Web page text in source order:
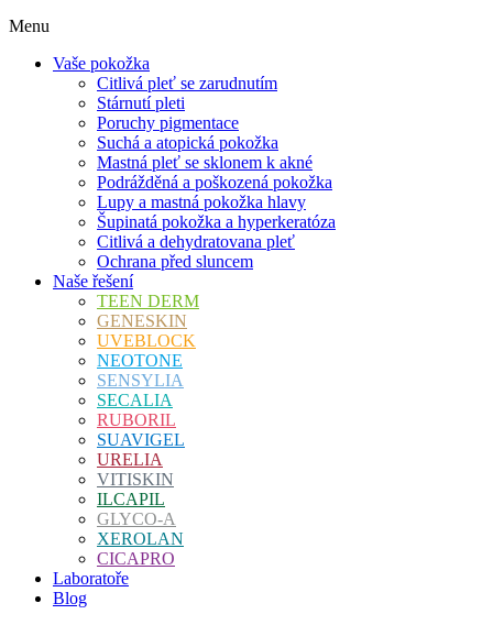
Menu
Vaše pokožka
Citlivá pleť se zarudnutím
Stárnutí pleti
Poruchy pigmentace
Suchá a atopická pokožka
Mastná pleť se sklonem k akné
Podrážděná a poškozená pokožka
Lupy a mastná pokožka hlavy
Šupinatá pokožka a hyperkeratóza
Citlivá a dehydratovana pleť
Ochrana před sluncem
Naše řešení
TEEN DERM
GENESKIN
UVEBLOCK
NEOTONE
SENSYLIA
SECALIA
RUBORIL
SUAVIGEL
URELIA
VITISKIN
ILCAPIL
GLYCO-A
XEROLAN
CICAPRO
Laboratoře
Blog